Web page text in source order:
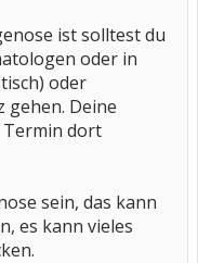
ist solltest du
oder in
oder
gehen. Deine
dort
sein, das kann
es kann vieles